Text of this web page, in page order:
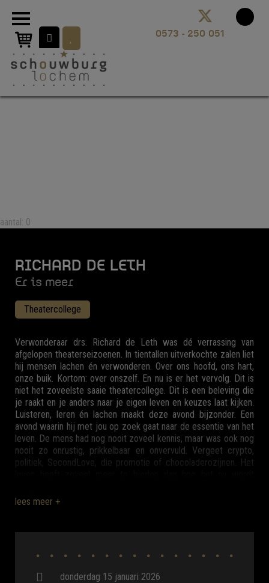
aantal: 0
RICHARD DE LETH
Er is meer
Theatercollege
Verwonderaar drs. Richard de Leth was dé verrassing van
afgelopen theaterseizoenen. In tientallen uitverkochte zalen liet
hij mensen lachen én verwonderen. Over ons hoofd, ons hart,
onze buik. Kortom: over onszelf. En nu is er het vervolg. Dit is
niet het zoveelste saaie theatercollege. Dit is een beleving die
je raakt en je anders naar je eigen leven en keuzes laat kijken.
Luisteren, leren én lachen maakt deze avond bijzonder. Een
avond waarin hij met jou op zoek gaat naar de essentie van het
leven. De mens had nog nooit zoveel kennis, maar was ook nog
nooit zo onrustig, prikkelbaar en onvervuld. Vergeet crypto,
politiek, SecondLove, die promotie of chocoladerozijnen. Het
levensgeluk nieuwe glans geeft!
Drs. Richard de Leth is auteur van 12 bestsellers en een
vervuld leven.
lees meer +
donderdag 15 januari 2026